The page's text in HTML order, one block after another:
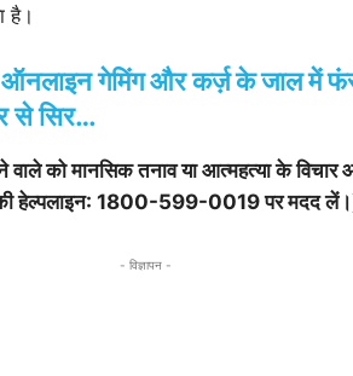
है।
गेमिंग और कर्ज़ के जाल में फंसे
से सिर…
को मानसिक तनाव या आत्महत्या के विचार
की हेल्पलाइन: 1800-599-0019 पर मदद
- विज्ञापन -